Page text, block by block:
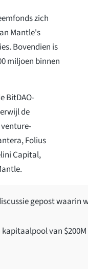
zich
Mantle's
Bovendien is
miljoen binnen
BitDAO-
de
Folius
Capital,
gepost waarin
van